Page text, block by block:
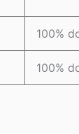
100%
100%